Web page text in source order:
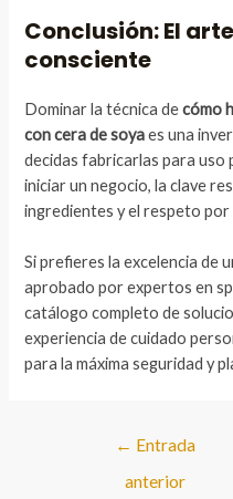
Conclusión: El
consciente
Dominar la técnica decómo
con cera de soyaes una
decidas fabricarlas para uso
iniciar un negocio, la clave
ingredientes y el respeto
Si prefieres la excelencia de
aprobado por expertos en
catálogo completo de
experiencia de cuidado
para la máxima seguridad y
Navegación
entradas
← Entrada
anterior